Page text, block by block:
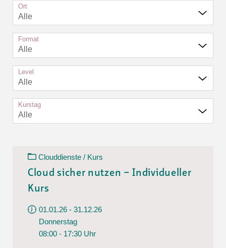
Ort
Alle
Format
Alle
Level
Alle
Kurstag
Alle
Clouddienste / Kurs
Cloud sicher nutzen – Individueller
Kurs
01.01.26 - 31.12.26
Donnerstag
08:00 - 17:30 Uhr